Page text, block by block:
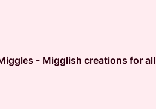
- Migglish creations for all